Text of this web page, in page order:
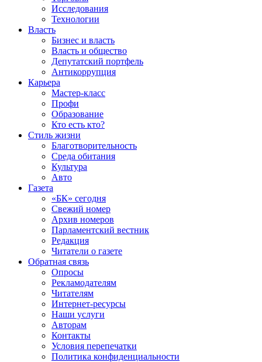
Исследования
Технологии
Власть
Бизнес и власть
Власть и общество
Депутатский портфель
Антикоррупция
Карьера
Мастер-класс
Профи
Образование
Кто есть кто?
Стиль жизни
Благотворительность
Среда обитания
Культура
Авто
Газета
«БК» сегодня
Свежий номер
Архив номеров
Парламентский вестник
Редакция
Читатели о газете
Обратная связь
Опросы
Рекламодателям
Читателям
Интернет-ресурсы
Наши услуги
Авторам
Контакты
Условия перепечатки
Политика конфиденциальности